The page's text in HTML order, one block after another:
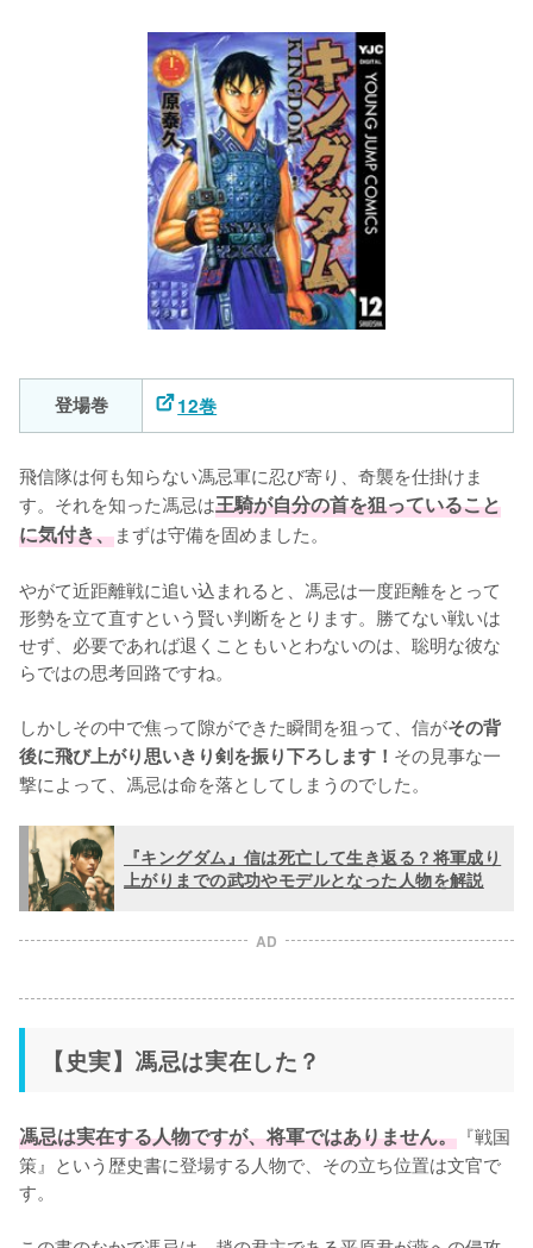
登場巻 12巻
飛信隊は何も知らない馮忌軍に忍び寄り、奇襲を仕掛けま
す。それを知った馮忌は王騎が自分の首を狙っていること
に気付き、まずは守備を固めました。
やがて近距離戦に追い込まれると、馮忌は一度距離をとって
形勢を立て直すという賢い判断をとります。勝てない戦いは
せず、必要であれば退くこともいとわないのは、聡明な彼な
らではの思考回路ですね。
しかしその中で焦って隙ができた瞬間を狙って、信がその背
後に飛び上がり思いきり剣を振り下ろします！ その見事な一
撃によって、馮忌は命を落としてしまうのでした。
『キングダム』信は死亡して生き返る？将軍成り
上がりまでの武功やモデルとなった人物を解説
AD
【史実】馮忌は実在した？
馮忌は実在する人物ですが、将軍ではありません。 『戦国
策』という歴史書に登場する人物で、その立ち位置は文官で
す。